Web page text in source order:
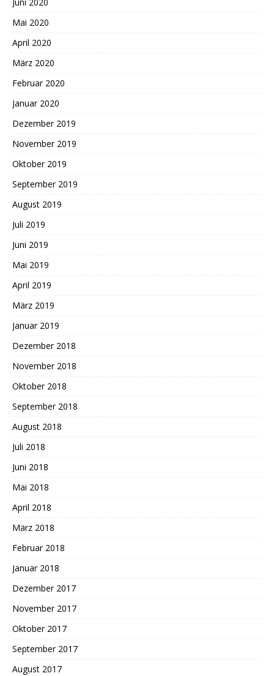
Juni 2020
Mai 2020
April 2020
März 2020
Februar 2020
Januar 2020
Dezember 2019
November 2019
Oktober 2019
September 2019
August 2019
Juli 2019
Juni 2019
Mai 2019
April 2019
März 2019
Januar 2019
Dezember 2018
November 2018
Oktober 2018
September 2018
August 2018
Juli 2018
Juni 2018
Mai 2018
April 2018
März 2018
Februar 2018
Januar 2018
Dezember 2017
November 2017
Oktober 2017
September 2017
August 2017